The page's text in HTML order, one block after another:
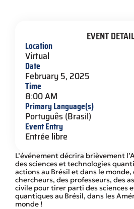
L’événement décrira brièvement
des sciences et technologies
actions au Brésil et dans le
chercheurs, des professeurs, des
civile pour tirer parti des sciences
quantiques au Brésil, dans les
monde !
EVENT
Location
Virtual
Date
February 5, 2025
Time
8:00 AM
Primary Language(s)
Português (Brasil)
Event Entry
Entrée libre